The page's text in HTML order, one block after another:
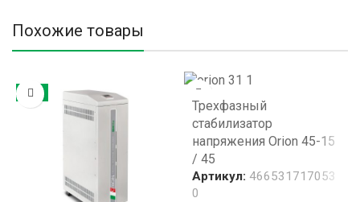
Похожие товары
ХИТ
Трехфазный
стабилизатор
напряжения Orion 45-15
/ 45
Артикул: 466531717053
0